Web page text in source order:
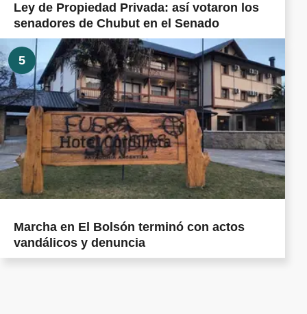
Ley de Propiedad Privada: así votaron los
senadores de Chubut en el Senado
5
Marcha en El Bolsón terminó con actos
vandálicos y denuncia